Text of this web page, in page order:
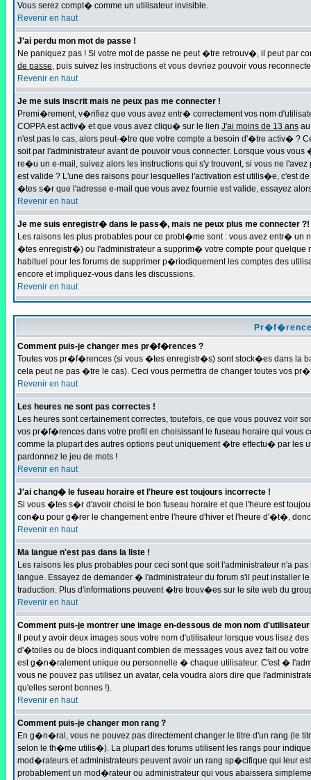
Vous serez compt� comme un utilisateur invisible.
Revenir en haut
J'ai perdu mon mot de passe !
Ne paniquez pas ! Si votre mot de passe ne peut �tre retrouv�, il peut par
de passe, puis suivez les instructions et vous devriez pouvoir vous
Revenir en haut
Je me suis inscrit mais ne peux pas me connecter !
Premi�rement, v�rifiez que vous avez entr� correctement vos nom
COPPA est activ� et que vous avez cliqu� sur le lien J'ai moins de 13 ans
n'est pas le cas, alors peut-�tre que votre compte a besoin d'�tre activ� ?
soit par l'administrateur avant de pouvoir vous connecter. Lorsque vous
re�u un e-mail, suivez alors les instructions qui s'y trouvent, si vous ne
est valide ? L'une des raisons pour lesquelles l'activation est utilis�e, c'est
�tes s�r que l'adresse e-mail que vous avez fournie est valide, essayez
Revenir en haut
Je me suis enregistr� dans le pass�, mais ne peux plus me connecter ?!
Les raisons les plus probables pour ce probl�me sont : vous avez entr�
�tes enregistr�) ou l'administrateur a supprim� votre compte pour quelque
habituel pour les forums de supprimer p�riodiquement les comptes des
encore et impliquez-vous dans les discussions.
Revenir en haut
Comment puis-je changer mes pr�f�rences ?
Toutes vos pr�f�rences (si vous �tes enregistr�s) sont stock�es dans la
cela peut ne pas �tre le cas). Ceci vous permettra de changer toutes vos
Revenir en haut
Les heures ne sont pas correctes !
Les heures sont certainement correctes, toutefois, ce que vous pouvez voir
vos pr�f�rences dans votre profil en choisissant le fuseau horaire qui vous
comme la plupart des autres options peut uniquement �tre effectu� par
pardonnez le jeu de mots !
Revenir en haut
J'ai chang� le fuseau horaire et l'heure est toujours incorrecte !
Si vous �tes s�r d'avoir choisi le bon fuseau horaire et que l'heure est
con�u pour g�rer le changement entre l'heure d'hiver et l'heure d'�t�,
Revenir en haut
Ma langue n'est pas dans la liste !
Les raisons les plus probables pour ceci sont que soit l'administrateur n'a
langue. Essayez de demander � l'administrateur du forum s'il peut installer
traduction. Plus d'informations peuvent �tre trouv�es sur le site web du
Revenir en haut
Comment puis-je montrer une image en-dessous de mon nom d'utilisateur
Il peut y avoir deux images sous votre nom d'utilisateur lorsque vous lisez
d'�toiles ou de blocs indiquant combien de messages vous avez fait ou
est g�n�ralement unique ou personnelle � chaque utilisateur. C'est �
vous ne pouvez pas utilisez un avatar, cela voudra alors dire que
qu'elles seront bonnes !).
Revenir en haut
Comment puis-je changer mon rang ?
En g�n�ral, vous ne pouvez pas directement changer le titre d'un rang (le
selon le th�me utilis�). La plupart des forums utilisent les rangs pour
mod�rateurs et administrateurs peuvent avoir un rang sp�cifique qui leur
probablement un mod�rateur ou administrateur qui vous abaissera